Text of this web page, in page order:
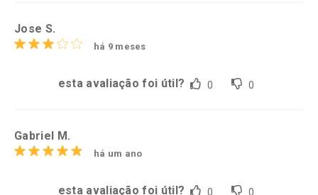
Jose S.
há 9 meses
esta avaliação foi útil? 0 0
Gabriel M.
há um ano
esta avaliação foi útil? 0 0